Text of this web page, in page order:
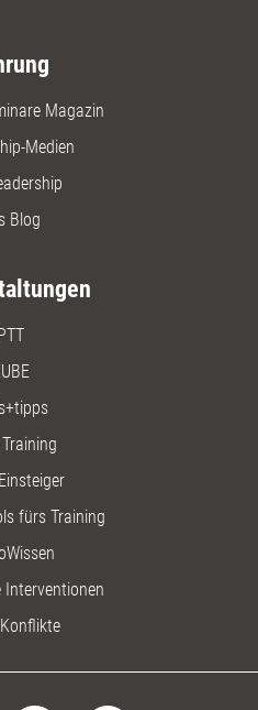
Magazin
Medien
Blog
PTT
fürs Training
Interventionen